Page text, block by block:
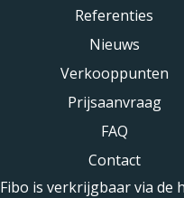
Referenties
Nieuws
Verkooppunten
Prijsaanvraag
FAQ
Contact
Fibo is verkrijgbaar via de